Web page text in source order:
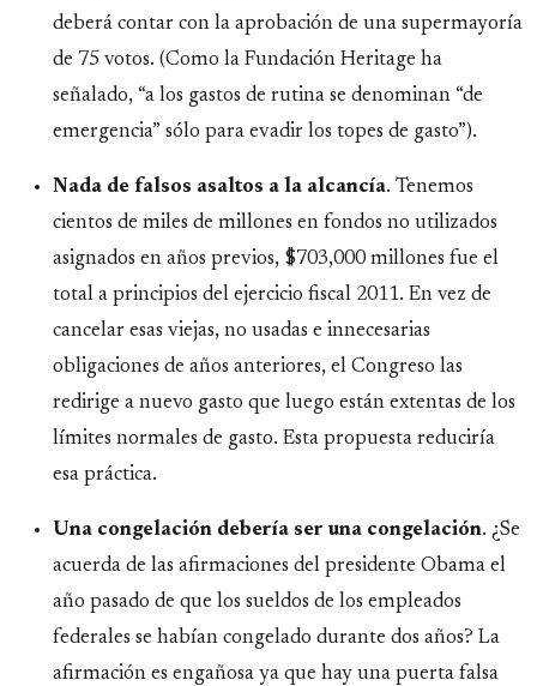
deberá contar con la aprobación de una supermayoría
de 75 votos. (Como la Fundación Heritage ha
señalado, “a los gastos de rutina se denominan “de
emergencia” sólo para evadir los topes de gasto”).
Nada de falsos asaltos a la alcancía. Tenemos
cientos de miles de millones en fondos no utilizados
asignados en años previos, $703,000 millones fue el
total a principios del ejercicio fiscal 2011. En vez de
cancelar esas viejas, no usadas e innecesarias
obligaciones de años anteriores, el Congreso las
redirige a nuevo gasto que luego están extentas de los
límites normales de gasto. Esta propuesta reduciría
esa práctica.
Una congelación debería ser una congelación. ¿Se
acuerda de las afirmaciones del presidente Obama el
año pasado de que los sueldos de los empleados
federales se habían congelado durante dos años? La
afirmación es engañosa ya que hay una puerta falsa